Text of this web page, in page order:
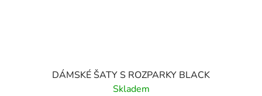
DÁMSKÉ ŠATY S ROZPARKY BLACK
Skladem